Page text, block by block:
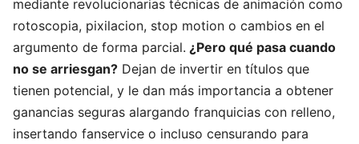
mediante revolucionarias técnicas de animación como
rotoscopia, pixilacion, stop motion o cambios en el
argumento de forma parcial. ¿Pero qué pasa cuando
no se arriesgan? Dejan de invertir en títulos que
tienen potencial, y le dan más importancia a obtener
ganancias seguras alargando franquicias con relleno,
insertando fanservice o incluso censurando para